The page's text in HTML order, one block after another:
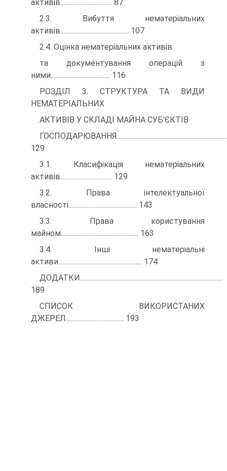
активів.................................. 87
2.3. Вибуття нематеріальних
активів............................................. 107
2.4. Оцінка нематеріальних активів
та документування операцій з
ними....................................... 116
РОЗДІЛ 3. СТРУКТУРА ТА ВИДИ
НЕМАТЕРІАЛЬНИХ
АКТИВІВ У СКЛАДІ МАЙНА СУБ'ЄКТІВ
129
3.1. Класифікація нематеріальних
активів.................................. 129
3.2. Права інтелектуальної
власності............................................. 143
3.3. Права користування
майном................................................... 163
3.4. Інші нематеріальні
активи....................................................... 174
ДОДАТКИ..............................................................................................
189
СПИСОК ВИКОРИСТАНИХ
ДЖЕРЕЛ...................................... 193